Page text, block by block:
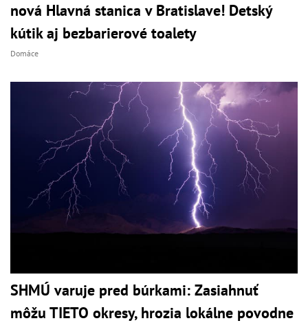
nová Hlavná stanica v Bratislave! Detský
kútik aj bezbarierové toalety
Domáce
SHMÚ varuje pred búrkami: Zasiahnuť
môžu TIETO okresy, hrozia lokálne povodne